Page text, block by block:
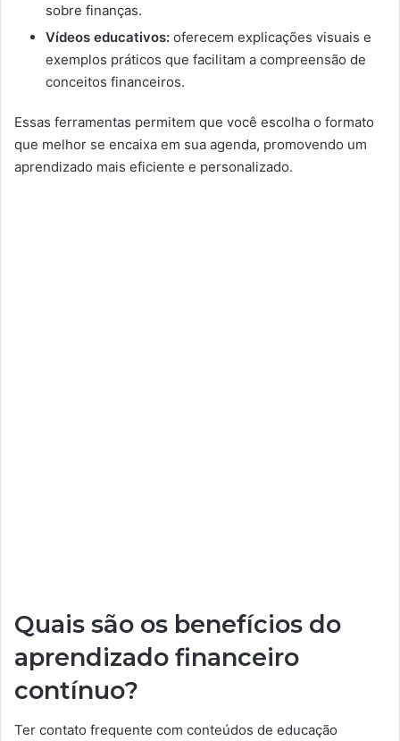
sobre finanças.
Vídeos educativos: oferecem explicações visuais e
exemplos práticos que facilitam a compreensão de
conceitos financeiros.
Essas ferramentas permitem que você escolha o formato
que melhor se encaixa em sua agenda, promovendo um
aprendizado mais eficiente e personalizado.
Quais são os benefícios do
aprendizado financeiro
contínuo?
Ter contato frequente com conteúdos de educação